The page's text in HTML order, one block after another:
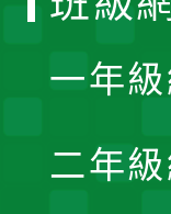
一年
二年